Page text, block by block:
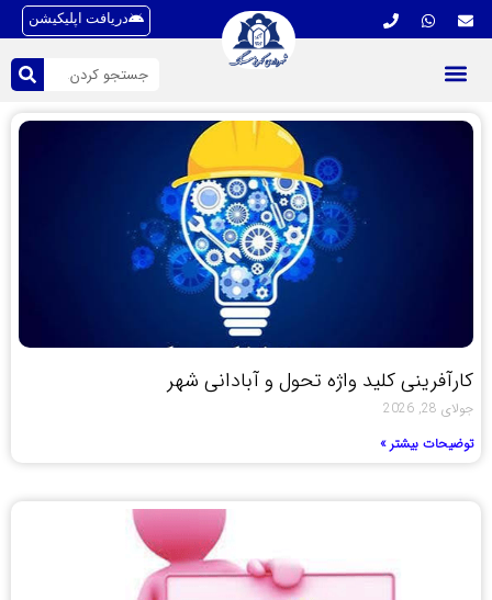
دریافت اپلیکیشن
کارآفرینی کلید واژه تحول و آبادانی شهر
جولای 28, 2026
توضیحات بیشتر »